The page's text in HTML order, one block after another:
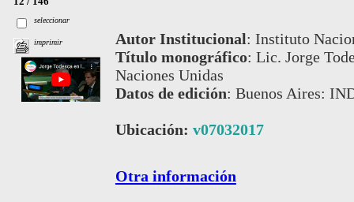
seleccionar
imprimir Autor Institucional: Instituto
Título monográfico: Lic. Jorge
Naciones Unidas
Datos de edición: Buenos Aires:
Ubicación: v07032017
Otra información